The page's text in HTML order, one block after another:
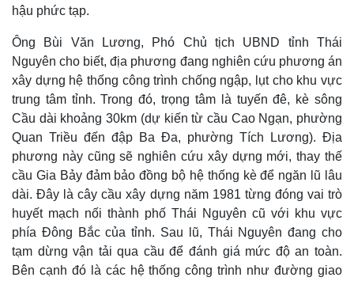
hậu phức tạp.
Ông Bùi Văn Lương, Phó Chủ tịch UBND tỉnh Thái
Nguyên cho biết, địa phương đang nghiên cứu phương án
xây dựng hệ thống công trình chống ngập, lụt cho khu vực
trung tâm tỉnh. Trong đó, trọng tâm là tuyến đê, kè sông
Cầu dài khoảng 30km (dự kiến từ cầu Cao Ngạn, phường
Quan Triều đến đập Ba Đa, phường Tích Lương). Địa
phương này cũng sẽ nghiên cứu xây dựng mới, thay thế
cầu Gia Bảy đảm bảo đồng bộ hệ thống kè để ngăn lũ lâu
dài. Đây là cây cầu xây dựng năm 1981 từng đóng vai trò
huyết mạch nối thành phố Thái Nguyên cũ với khu vực
phía Đông Bắc của tỉnh. Sau lũ, Thái Nguyên đang cho
tạm dừng vận tải qua cầu để đánh giá mức độ an toàn.
Bên cạnh đó là các hệ thống công trình như đường giao